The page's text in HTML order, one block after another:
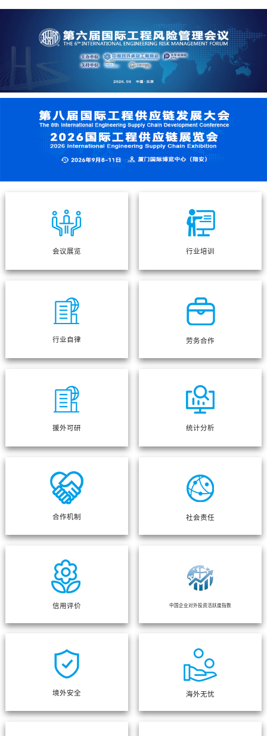
会议展览 行业培训
行业自律 劳务合作
援外可研 统计分析
合作机制 社会责任
信用评价 中国企业对外投资活跃度指数
境外安全 海外无忧